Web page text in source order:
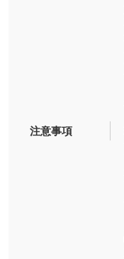
注意事項